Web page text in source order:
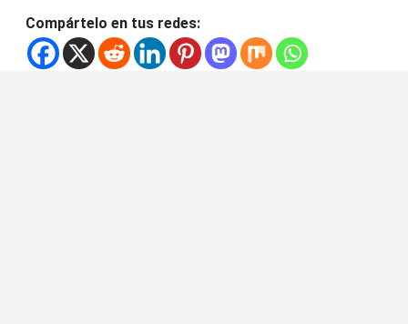
Compártelo en tus redes: